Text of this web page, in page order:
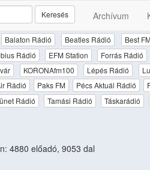
Archívum
Keresés
Balaton Rádió Beatles Rádió
Best
Rádió EFM Station Forrás Rádió
KORONAfm100 Lépés Rádió
Rádió Paks FM Pécs Aktuál Rádió
Rádió Tamási Rádió Táskarádió
4880 előadó, 9053 dal